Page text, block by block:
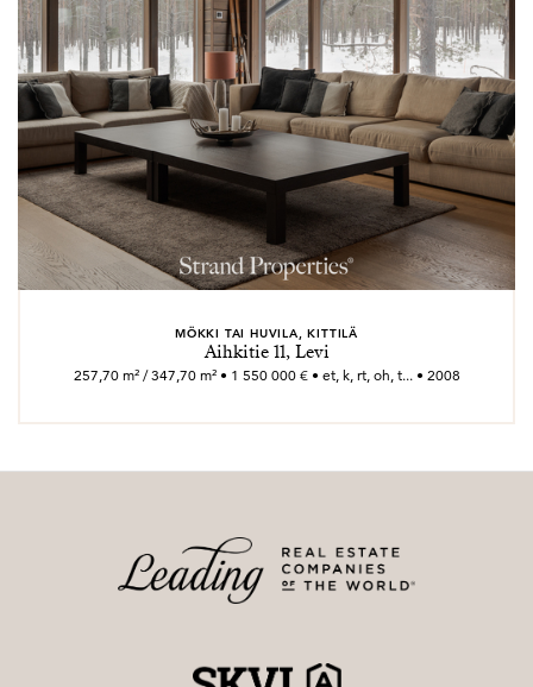
MÖKKI TAI HUVILA, KITTILÄ
Aihkitie 11, Levi
257,70 m² / 347,70 m² • 1 550 000 € • et, k, rt, oh, t... • 2008